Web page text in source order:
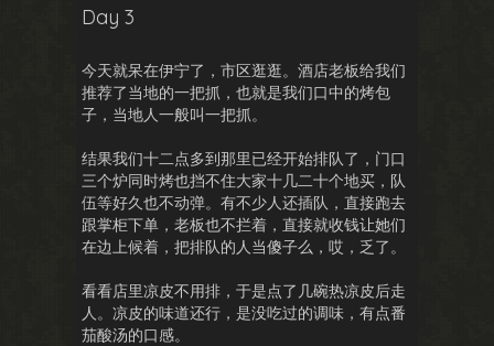
Day 3
今天就呆在伊宁了，市区逛逛。酒店老板给我们
推荐了当地的一把抓，也就是我们口中的烤包
子，当地人一般叫一把抓。
结果我们十二点多到那里已经开始排队了，门口
三个炉同时烤也挡不住大家十几二十个地买，队
伍等好久也不动弹。有不少人还插队，直接跑去
跟掌柜下单，老板也不拦着，直接就收钱让她们
在边上候着，把排队的人当傻子么，哎，乏了。
看看店里凉皮不用排，于是点了几碗热凉皮后走
人。凉皮的味道还行，是没吃过的调味，有点番
茄酸汤的口感。